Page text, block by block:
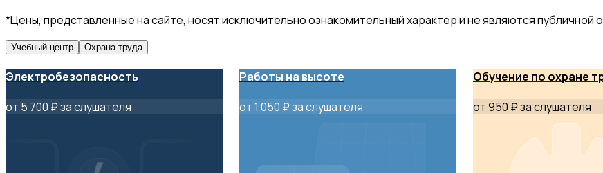
*Цены, представленные на сайте, носят исключительно ознакомительный характер и не являются публичной
Учебный центр Охрана труда
Электробезопасность
от 5 700 ₽ за слушателя
Работы на высоте
от 1 050 ₽ за слушателя
Обучение по охране
от 950 ₽ за слушателя